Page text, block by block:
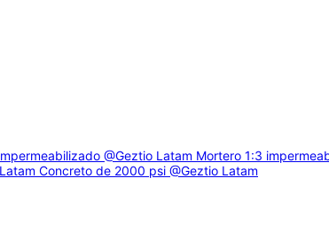
@Geztio Latam Mortero 1:3
Concreto de 2000 psi @Geztio Latam